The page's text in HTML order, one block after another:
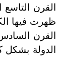
القرن التاسع
ظهرت فيها
القرن
الدولة بشكل